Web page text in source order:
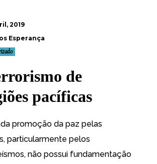
2019
Esperança
de
pacíficas
promoção da paz pelas
particularmente pelos
não possui fundamentação